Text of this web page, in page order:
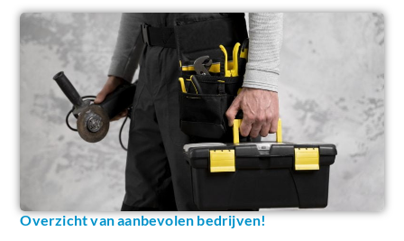
Overzicht van aanbevolen bedrijven!